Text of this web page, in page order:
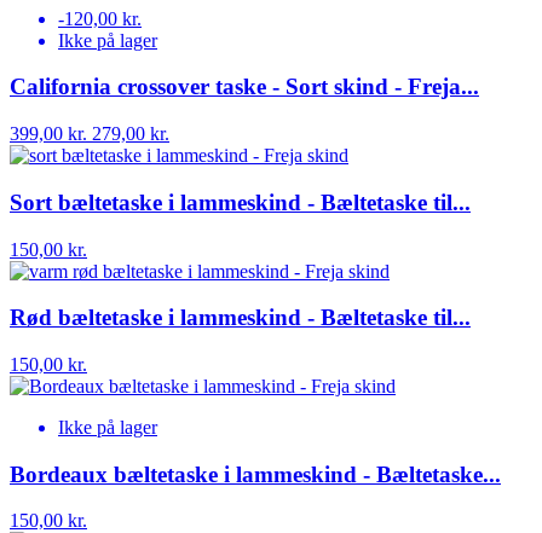
-120,00 kr.
Ikke på lager
California crossover taske - Sort skind - Freja...
399,00 kr. 279,00 kr.
Sort bæltetaske i lammeskind - Bæltetaske til...
150,00 kr.
Rød bæltetaske i lammeskind - Bæltetaske til...
150,00 kr.
Ikke på lager
Bordeaux bæltetaske i lammeskind - Bæltetaske...
150,00 kr.